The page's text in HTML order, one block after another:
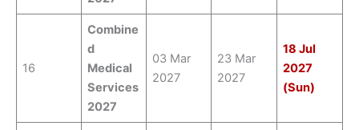
16
Combine
d
Medical
Services
2027
03 Mar
2027
23 Mar
2027
18 Jul
2027
(Sun)